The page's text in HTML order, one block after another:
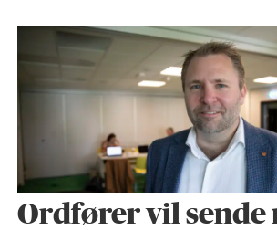
Ordfører vil sende